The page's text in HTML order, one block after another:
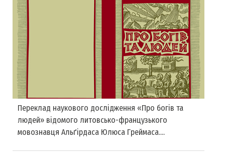
Переклад наукового дослідження «Про богів та
людей» відомого литовсько-французького
мовознавця Альґірдаса Юлюса Греймаса....